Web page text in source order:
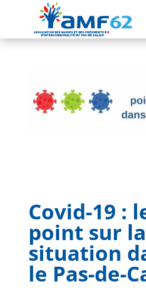
Covid-19 :
point sur la
situation
le Pas-de-